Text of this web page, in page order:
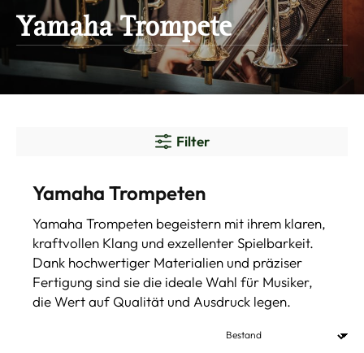
Yamaha Trompete
Filter
Yamaha Trompeten
Yamaha Trompeten begeistern mit ihrem klaren,
kraftvollen Klang und exzellenter Spielbarkeit.
Dank hochwertiger Materialien und präziser
Fertigung sind sie die ideale Wahl für Musiker,
die Wert auf Qualität und Ausdruck legen.